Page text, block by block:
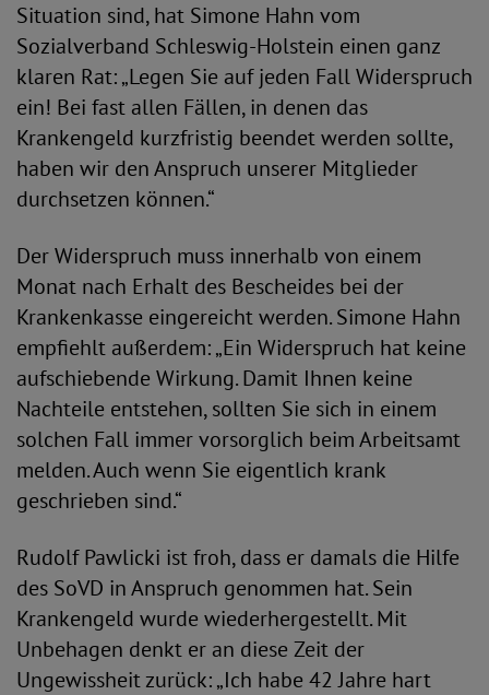
Situation sind, hat Simone Hahn vom
Sozialverband Schleswig-Holstein einen ganz
klaren Rat: „Legen Sie auf jeden Fall Widerspruch
ein! Bei fast allen Fällen, in denen das
Krankengeld kurzfristig beendet werden sollte,
haben wir den Anspruch unserer Mitglieder
durchsetzen können.“
Der Widerspruch muss innerhalb von einem
Monat nach Erhalt des Bescheides bei der
Krankenkasse eingereicht werden. Simone Hahn
empfiehlt außerdem: „Ein Widerspruch hat keine
aufschiebende Wirkung. Damit Ihnen keine
Nachteile entstehen, sollten Sie sich in einem
solchen Fall immer vorsorglich beim Arbeitsamt
melden. Auch wenn Sie eigentlich krank
geschrieben sind.“
Rudolf Pawlicki ist froh, dass er damals die Hilfe
des SoVD in Anspruch genommen hat. Sein
Krankengeld wurde wiederhergestellt. Mit
Unbehagen denkt er an diese Zeit der
Ungewissheit zurück: „Ich habe 42 Jahre hart